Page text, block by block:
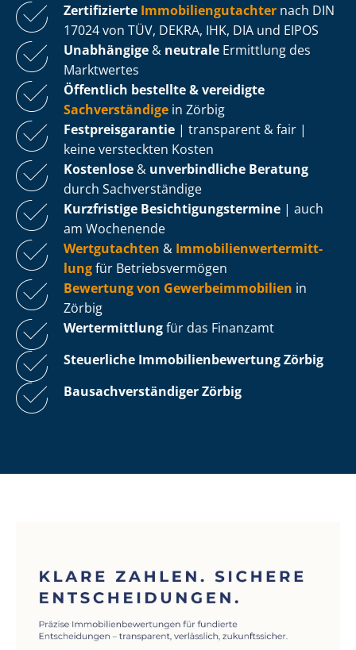
Zertifizierte Im­mo­bi­li­en­gut­ach­ter nach DIN
17024 von TÜV, DEKRA, IHK, DIA und EIPOS
Unabhängige & neutrale Ermittlung des
Marktwertes
Öffentlich bestellte & vereidigte
Sachverständige in Zörbig
Fest­preis­ga­ran­tie | transparent & fair |
keine versteckten Kosten
Kostenlose & unverbindliche Beratung
durch Sachverständige
Kurzfristige Be­sich­ti­gungs­ter­mi­ne | auch
am Wochenende
Wertgutachten & Im­mo­bi­li­en­wert­ermitt­
lungfür Be­triebs­ver­mö­gen
Bewertung von Ge­wer­be­im­mo­bi­li­en in
Zörbig
Wertermittlungfür das Finanzamt
Steuerliche Im­mo­bi­li­en­be­wer­tungZörbig
Bau­sach­ver­stän­di­ger Zörbig